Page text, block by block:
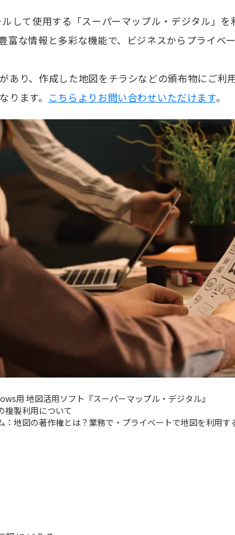
して使用する「スーパーマップル・デジタル」
富な情報と多彩な機能で、ビジネスからプライベ
あり、作成した地図をチラシなどの頒布物にご利
ります。 こちらよりお問い合わせいただけます。
用 地図活用ソフト『スーパーマップル・デジタル』
複製利用について
：地図の著作権とは？業務で・プライベートで地図を利用す